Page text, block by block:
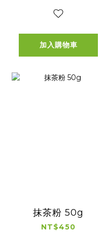
加入購物車
抹茶粉 50g
NT$450